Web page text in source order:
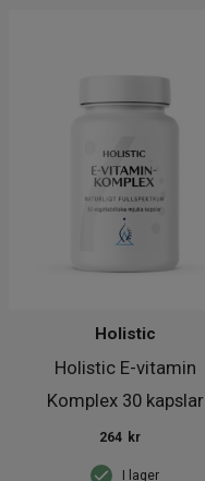
Holistic E-vitamin
Komplex 30 kapslar
Holistic
I lager
264 kr